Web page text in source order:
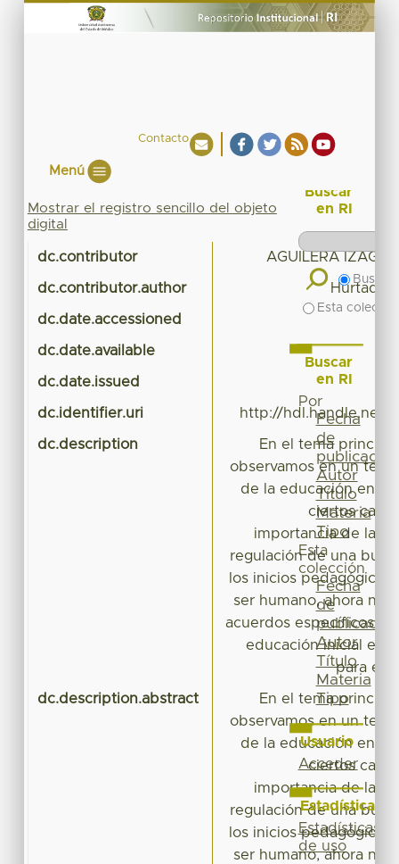
Contacto
Menú
Mostrar el registro sencillo del objeto
digital
dc.contributor AGUILERA
dc.contributor.author Hurtado
dc.date.accessioned
dc.date.available
dc.date.issued
dc.identifier.uri http://hdl.handle.net/
dc.description
En el tema
observamos en un
de la educación en la
ciertos
importancia de la
regulación de una
los inicios
ser humano, ahora
acuerdos específicos
educación inicial en
para
dc.description.abstract
En el tema
observamos en un
de la educación en la
ciertos
importancia de la
regulación de una
los inicios
ser humano, ahora
Buscar
en RI
Buscar
Esta
Buscar
en RI
Por
Fecha
de
publicación
Autor
Título
Materia
Tipo
Esta
colección
Fecha
de
publicación
Autor
Título
Materia
Tipo
Usuario
Acceder
Estadísticas
Estadísticas
de uso